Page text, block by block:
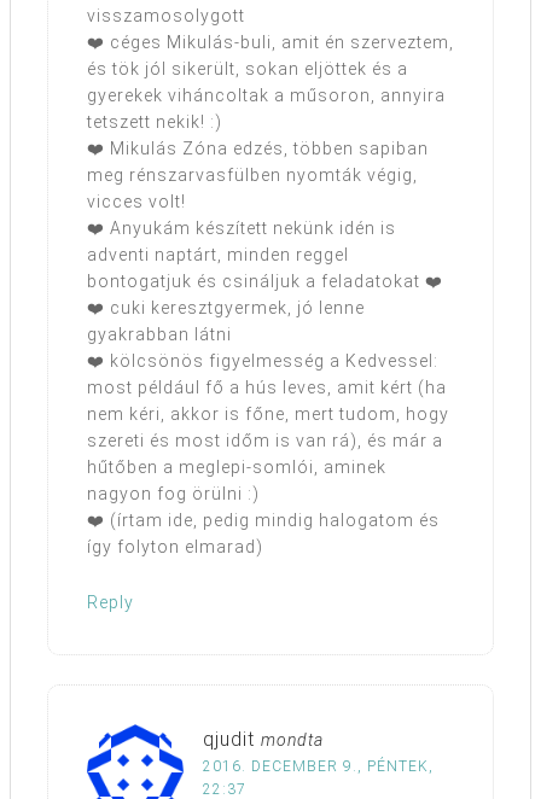
visszamosolygott
❤️ céges Mikulás-buli, amit én szerveztem,
és tök jól sikerült, sokan eljöttek és a
gyerekek viháncoltak a műsoron, annyira
tetszett nekik! :)
❤️ Mikulás Zóna edzés, többen sapiban
meg rénszarvasfülben nyomták végig,
vicces volt!
❤️ Anyukám készített nekünk idén is
adventi naptárt, minden reggel
bontogatjuk és csináljuk a feladatokat ❤️
❤️ cuki keresztgyermek, jó lenne
gyakrabban látni
❤️ kölcsönös figyelmesség a Kedvessel:
most például fő a hús leves, amit kért (ha
nem kéri, akkor is főne, mert tudom, hogy
szereti és most időm is van rá), és már a
hűtőben a meglepi-somlói, aminek
nagyon fog örülni :)
❤️ (írtam ide, pedig mindig halogatom és
így folyton elmarad)
Reply
qjudit mondta
2016. DECEMBER 9., PÉNTEK,
22:37